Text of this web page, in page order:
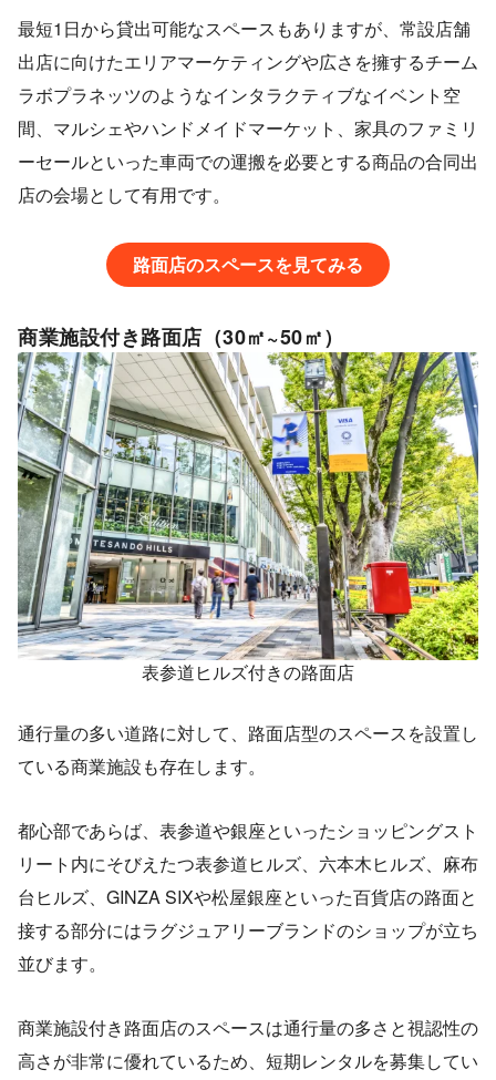
最短1日から貸出可能なスペースもありますが、常設店舗
出店に向けたエリアマーケティングや広さを擁するチーム
ラボプラネッツのようなインタラクティブなイベント空
間、マルシェやハンドメイドマーケット、家具のファミリ
ーセールといった車両での運搬を必要とする商品の合同出
店の会場として有用です。
路面店のスペースを見てみる
商業施設付き路面店（30㎡~50㎡）
表参道ヒルズ付きの路面店
通行量の多い道路に対して、路面店型のスペースを設置し
ている商業施設も存在します。
都心部であらば、表参道や銀座といったショッピングスト
リート内にそびえたつ表参道ヒルズ、六本木ヒルズ、麻布
台ヒルズ、GINZA SIXや松屋銀座といった百貨店の路面と
接する部分にはラグジュアリーブランドのショップが立ち
並びます。
商業施設付き路面店のスペースは通行量の多さと視認性の
高さが非常に優れているため、短期レンタルを募集してい